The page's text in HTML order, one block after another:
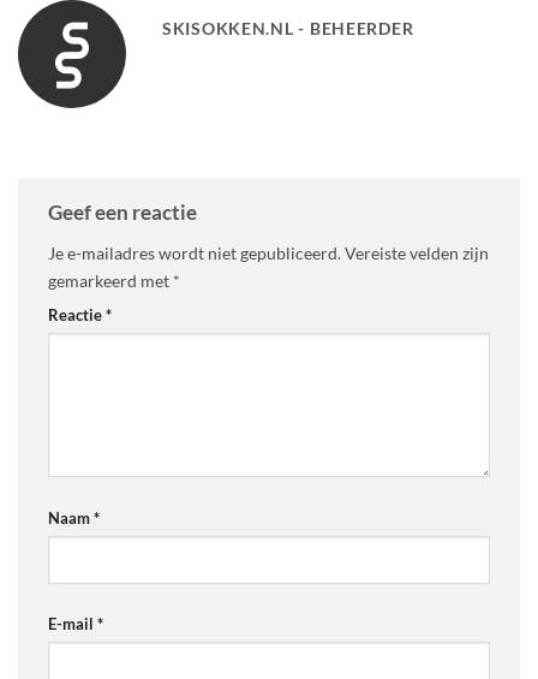
SKISOKKEN.NL - BEHEERDER
Geef een reactie
Je e-mailadres wordt niet gepubliceerd.Vereiste velden zijn
gemarkeerd met *
Reactie*
Naam*
E-mail *